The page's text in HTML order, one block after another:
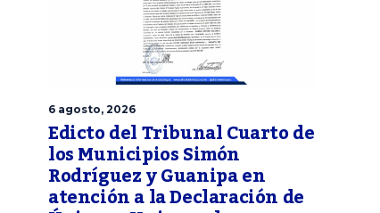
6 agosto, 2026
Edicto del Tribunal Cuarto de
los Municipios Simón
Rodríguez y Guanipa en
atención a la Declaración de